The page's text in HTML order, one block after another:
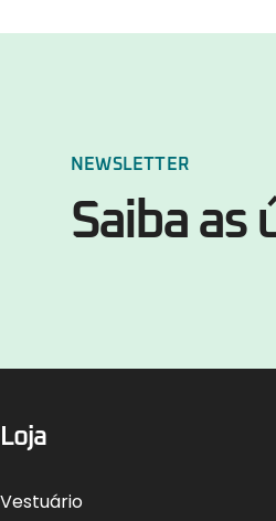
NEWSLETTER
Saiba as
Loja
Vestuário